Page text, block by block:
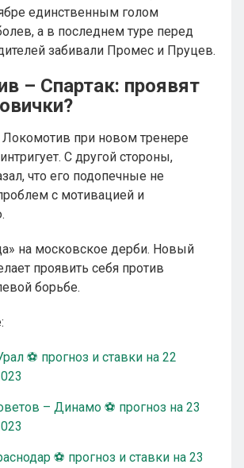
единственным голом
а в последнем туре перед
забивали Промес и Пруцев.
– Спартак: проявят
при новом тренере
С другой стороны,
что его подопечные не
с мотивацией и
на московское дерби. Новый
проявить себя против
борьбе.
⚽ прогноз и ставки на 22
– Динамо ⚽ прогноз на 23
⚽ прогноз и ставки на 23